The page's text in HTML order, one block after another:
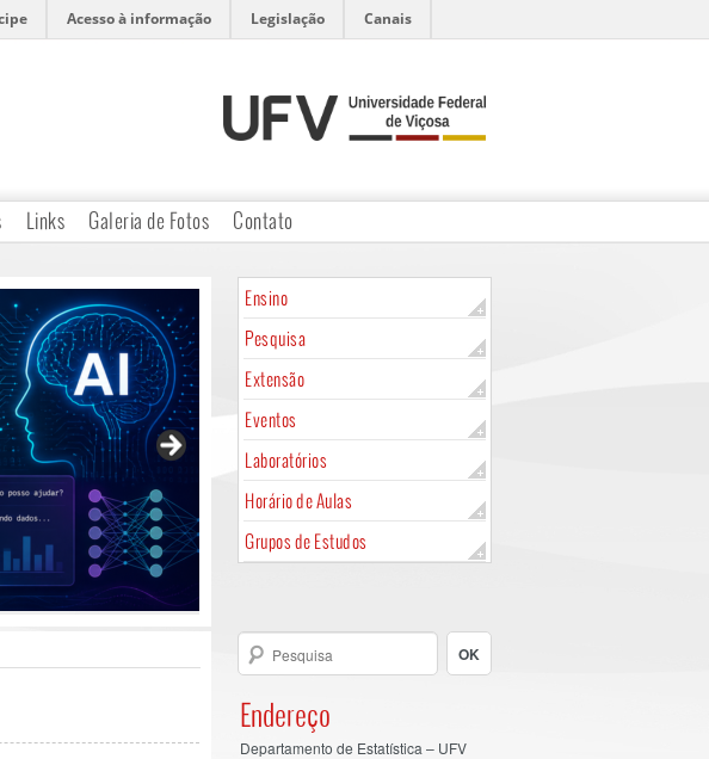
Acesso à informação Legislação Canais
Links Galeria de Fotos Contato
Ensino
Pesquisa
Extensão
Eventos
Laboratórios
Horário de Aulas
Grupos de Estudos
Endereço
Departamento de Estatística – UFV